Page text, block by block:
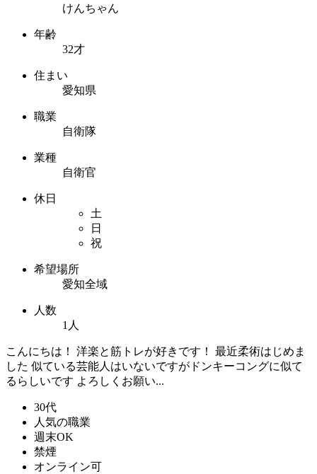
けんちゃん
年齢
32才
住まい
愛知県
職業
自衛隊
業種
自衛官
休日
土
日
祝
希望場所
愛知全域
人数
1人
こんにちは！ 洋楽と筋トレが好きです！ 最近柔術はじめま
した 似ている芸能人はいないですがドンキーコングに似て
るらしいです よろしくお願い...
30代
人気の職業
週末OK
禁煙
オンライン可